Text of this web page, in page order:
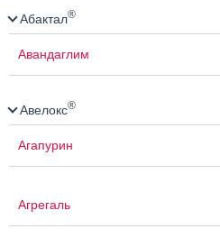
Абактал®
Авандаглим
Авелокс®
Агапурин
Агрегаль